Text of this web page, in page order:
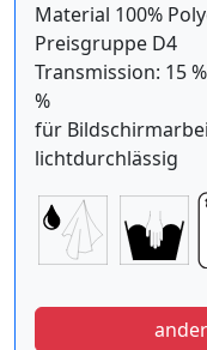
Material 100%
Preisgruppe D4
Transmission: 15
%
für
lichtdurchlässig